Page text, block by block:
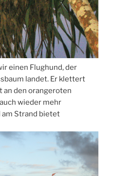
einen Flughund, der
landet. Er klettert
an den orangeroten
wieder mehr
am Strand bietet